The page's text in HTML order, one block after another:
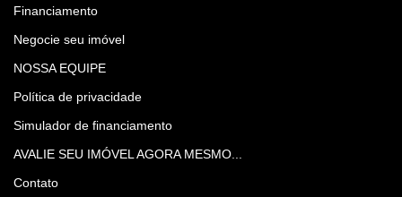
Financiamento
Negocie seu imóvel
NOSSA EQUIPE
Política de privacidade
Simulador de financiamento
AVALIE SEU IMÓVEL AGORA MESMO...
Contato